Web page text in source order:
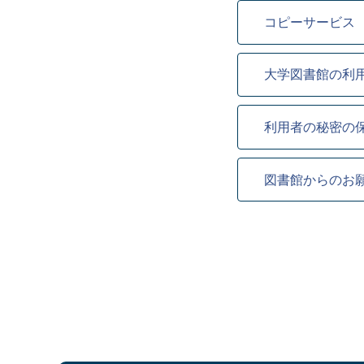
コピーサービス
大学図書館の利
利用者の秘密の
図書館からのお